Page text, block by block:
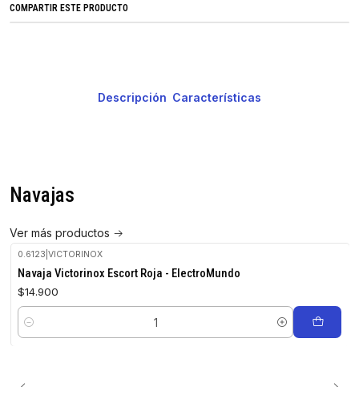
COMPARTIR ESTE PRODUCTO
Descripción Características
Navajas
Ver más productos
0.6123 VICTORINOX
Navaja Victorinox Escort Roja - ElectroMundo
$14.900
Cantidad